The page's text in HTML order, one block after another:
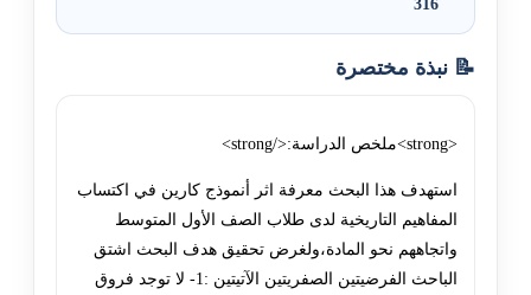
316
📝 نبذة مختصرة
<strong>ملخص الدراسة:</strong>
استهدف هذا البحث معرفة اثر أنموذج كارين في اكتساب
المفاهيم التاريخية لدى طلاب الصف الأول المتوسط
واتجاههم نحو المادة،ولغرض تحقيق هدف البحث اشتق
الباحث الفرضيتين الصفريتين الآتيتين :1- لا توجد فروق